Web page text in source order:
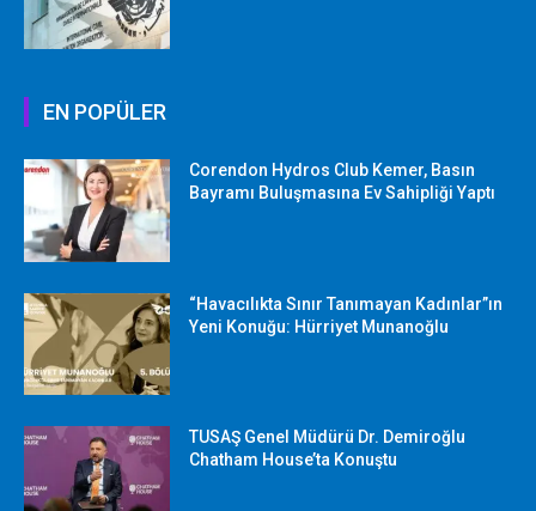
EN POPÜLER
Corendon Hydros Club Kemer, Basın
Bayramı Buluşmasına Ev Sahipliği Yaptı
“Havacılıkta Sınır Tanımayan Kadınlar”ın
Yeni Konuğu: Hürriyet Munanoğlu
TUSAŞ Genel Müdürü Dr. Demiroğlu
Chatham House’ta Konuştu